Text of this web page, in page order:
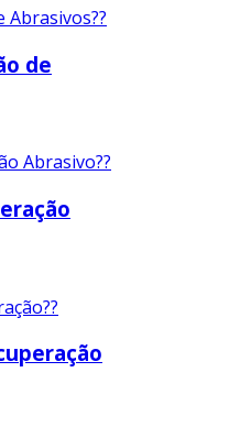
de